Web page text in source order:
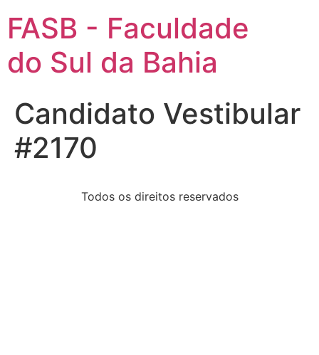
FASB - Faculdade
do Sul da Bahia
Candidato Vestibular
#2170
Todos os direitos reservados